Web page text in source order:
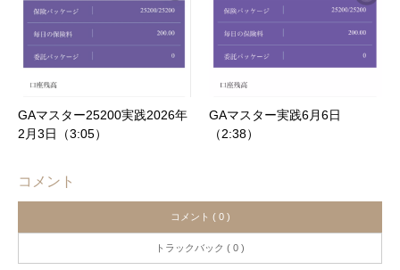
GAマスター25200実践2026年
2月3日（3:05）
GAマスター実践6月6日
（2:38）
コメント
コメント ( 0 )
トラックバック ( 0 )